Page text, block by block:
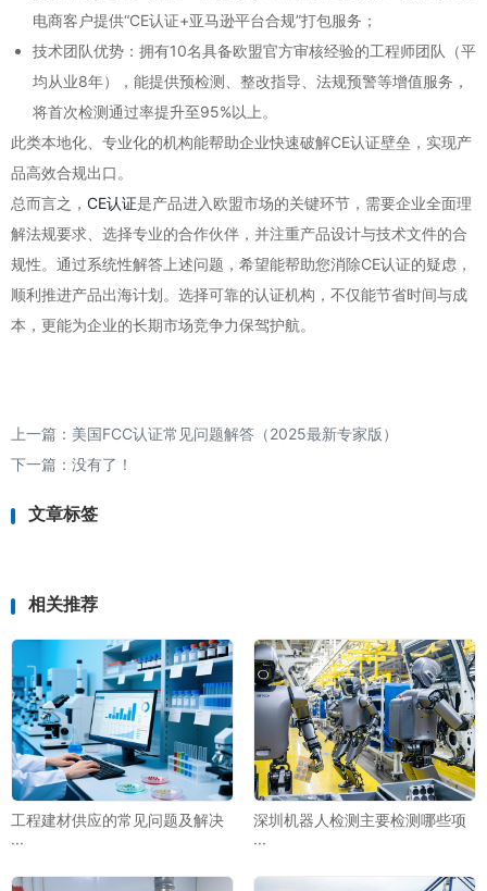
电商客户提供“CE认证+亚马逊平台合规”打包服务；
技术团队优势：拥有10名具备欧盟官方审核经验的工程师团队（平
均从业8年），能提供预检测、整改指导、法规预警等增值服务，
将首次检测通过率提升至95%以上。
此类本地化、专业化的机构能帮助企业快速破解CE认证壁垒，实现产
品高效合规出口。
总而言之， CE认证是产品进入欧盟市场的关键环节，需要企业全面理
解法规要求、选择专业的合作伙伴，并注重产品设计与技术文件的合
规性。通过系统性解答上述问题，希望能帮助您消除CE认证的疑虑，
顺利推进产品出海计划。选择可靠的认证机构，不仅能节省时间与成
本，更能为企业的长期市场竞争力保驾护航。
上一篇： 美国FCC认证常见问题解答（2025最新专家版）
下一篇：没有了！
文章标签
相关推荐
工程建材供应的常见问题及解决
···
深圳机器人检测主要检测哪些项
···